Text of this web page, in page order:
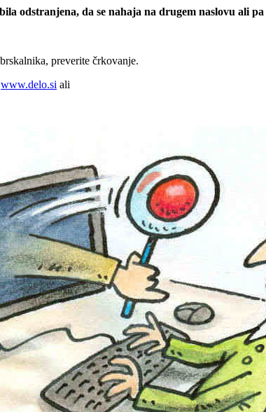
odstranjena, da se nahaja na drugem naslovu ali
preverite črkovanje.
www.delo.si ali